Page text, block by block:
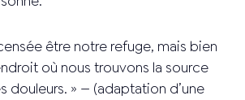
être notre refuge, mais bien
où nous trouvons la source
douleurs. » — (adaptation d’une